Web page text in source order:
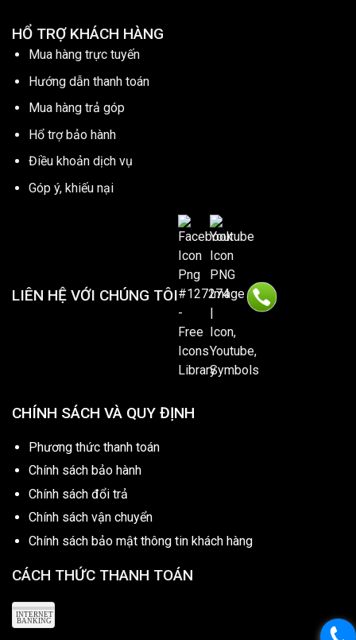
HỔ TRỢ KHÁCH HÀNG
Mua hàng trực tuyến
Hướng dẫn thanh toán
Mua hàng trả góp
Hổ trợ bảo hành
Điều khoản dịch vụ
Góp ý, khiếu nại
LIÊN HỆ VỚI CHÚNG TÔI
CHÍNH SÁCH VÀ QUY ĐỊNH
Phương thức thanh toán
Chính sách bảo hành
Chính sách đổi trả
Chính sách vận chuyển
Chính sách bảo mật thông tin khách hàng
CÁCH THỨC THANH TOÁN